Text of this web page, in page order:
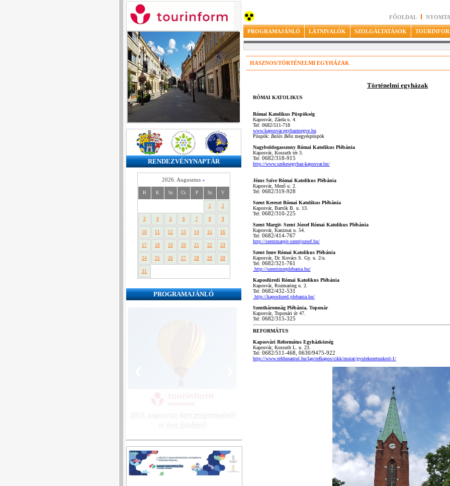
RENDEZVÉNYNAPTÁR
2026. Augusztus »
H K Sz Cs P Sz V
1 2
3 4 5 6 7 8 9
10 11 12 13 14 15 16
17 18 19 20 21 22 23
24 25 26 27 28 29 30
31
PROGRAMAJÁNLÓ
FŐOLDAL
PROGRAMAJÁNLÓ LÁTNIVALÓK SZOLGÁLTATÁSOK
HASZNOS/TÖRTÉNELMI EGYHÁZAK
Történelmi egyházak
RÓMAI KATOLIKUS
Római Katolikus Püspökség
Kaposvár, Zárda u. 4.
Tel: 0682/511-718
www.kaposvar.egyhazmegye.hu
Püspök: Balás Béla megyéspüspök
Nagyboldogasszony Római Katolikus Plébánia
Kaposvár, Kossuth tér 3.
Tel: 0682/318-915
http://www.szekesegyhaz-kaposvar.hu/
Jézus Szíve Római Katolikus Plébánia
Kaposvár, Mező u. 2.
Tel: 0682/319-928
Szent Kereszt Római Katolikus Plébánia
Kaposvár, Bartók B. u. 13.
Tel: 0682/310-225
Szent Margit- Szent József Római Katolikus Plébánia
Kaposvár, Kanizsai u. 54.
Tel: 0682/414-767
http://szentmargit-szentjozsef.hu/
Szent Imre Római Katolikus Plébánia
Kaposvár, Dr. Kovács S. Gy. u. 2/a.
Tel: 0682/321-761
http://szentimreplebania.hu/
Kaposfüredi Római Katolikus Plébánia
Kaposvár, Rozmaring u. 2.
Tel: 0682/432-531
http://kaposfured.plebania.hu/
Szentháromság Plébánia, Toponár
Kaposvár, Toponári út 47.
Tel: 0682/315-325
REFORMÁTUS
Kaposvári Református Egyházközség
Kaposvár, Kossuth L. u. 23.
Tel: 0682/511-468, 0630/9475-922
http://www.refdunantul.hu/lap/refkapos/cikk/mutat/gyulekezetunkrol-1/